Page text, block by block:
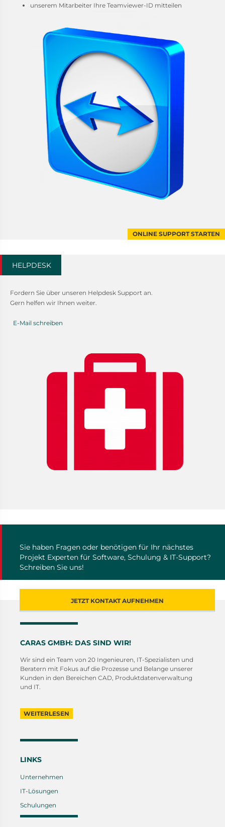
unserem Mitarbeiter Ihre Teamviewer-ID mitteilen
ONLINE SUPPORT STARTEN
HELPDESK
Fordern Sie über unseren Helpdesk Support an.
Gern helfen wir Ihnen weiter.
E-Mail schreiben
Sie haben Fragen oder benötigen für Ihr nächstes
Projekt Experten für Software, Schulung & IT-Support?
Schreiben Sie uns!
JETZT KONTAKT AUFNEHMEN
CARAS GMBH: DAS SIND WIR!
Wir sind ein Team von 20 Ingenieuren, IT-Spezialisten und
Beratern mit Fokus auf die Prozesse und Belange unserer
Kunden in den Bereichen CAD, Produktdatenverwaltung
und IT.
WEITERLESEN
LINKS
Unternehmen
IT-Lösungen
Schulungen